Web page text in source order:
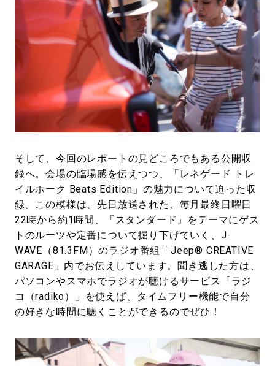
そして、今回のレポートの見どころでもある公開収
録へ。会場の臨場感を伝えつつ、「レネゲード トレ
イルホーク Beats Edition」の魅力について迫った収
録。この模様は、先日放送された、毎月最終日曜日
22時から約1時間、「スタンダード」をテーマにゲス
トのルーツや定番について掘り下げていく、J-
WAVE（81.3FM）のラジオ番組「Jeep® CREATIVE
GARAGE」内でお伝えしています。聞き逃した方は、
パソコンやスマホでラジオが聴けるサービス「ラジ
コ（radiko）」を使えば、タイムフリー機能で自分
の好きな時間に聴くことができるのでぜひ！